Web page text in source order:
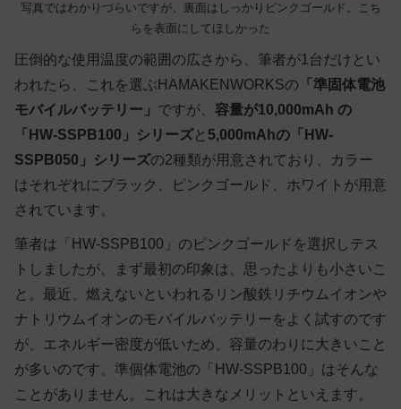
写真ではわかりづらいですが、裏面はしっかりピンクゴールド。こち
らを表面にしてほしかった
圧倒的な使用温度の範囲の広さから、筆者が1台だけとい
われたら、これを選ぶHAMAKENWORKSの 「準固体電池
モバイルバッテリー」 ですが、 容量が10,000mAh の
「HW-SSPB100」シリーズと 5,000mAhの「HW-
SSPB050」シリーズの2種類が用意されており、カラー
はそれぞれにブラック、ピンクゴールド、ホワイトが用意
されています。
筆者は「HW-SSPB100」のピンクゴールドを選択しテス
トしましたが、まず最初の印象は、思ったよりも小さいこ
と。最近、燃えないといわれるリン酸鉄リチウムイオンや
ナトリウムイオンのモバイルバッテリーをよく試すのです
が、エネルギー密度が低いため、容量のわりに大きいこと
が多いのです。準個体電池の「HW-SSPB100」はそんな
ことがありません。これは大きなメリットといえます。